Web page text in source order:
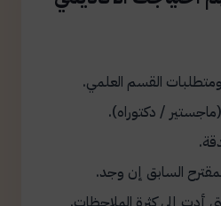
القسم العلمي.
/ دكتوراه).
السابق إن وجد.